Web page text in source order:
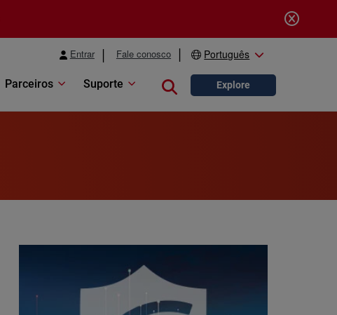
Entrar Fale conosco Português
Parceiros Suporte Close search
Explore